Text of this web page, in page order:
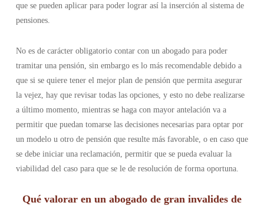
que se pueden aplicar para poder lograr así la inserción al sistema de
pensiones.
No es de carácter obligatorio contar con un abogado para poder
tramitar una pensión, sin embargo es lo más recomendable debido a
que si se quiere tener el mejor plan de pensión que permita asegurar
la vejez, hay que revisar todas las opciones, y esto no debe realizarse
a último momento, mientras se haga con mayor antelación va a
permitir que puedan tomarse las decisiones necesarias para optar por
un modelo u otro de pensión que resulte más favorable, o en caso que
se debe iniciar una reclamación, permitir que se pueda evaluar la
viabilidad del caso para que se le de resolución de forma oportuna.
Qué valorar en un abogado de gran invalides de